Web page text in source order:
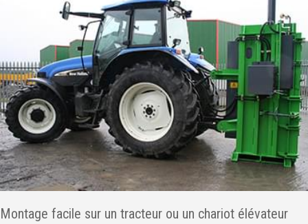
Montage facile sur un tracteur ou un chariot élévateur